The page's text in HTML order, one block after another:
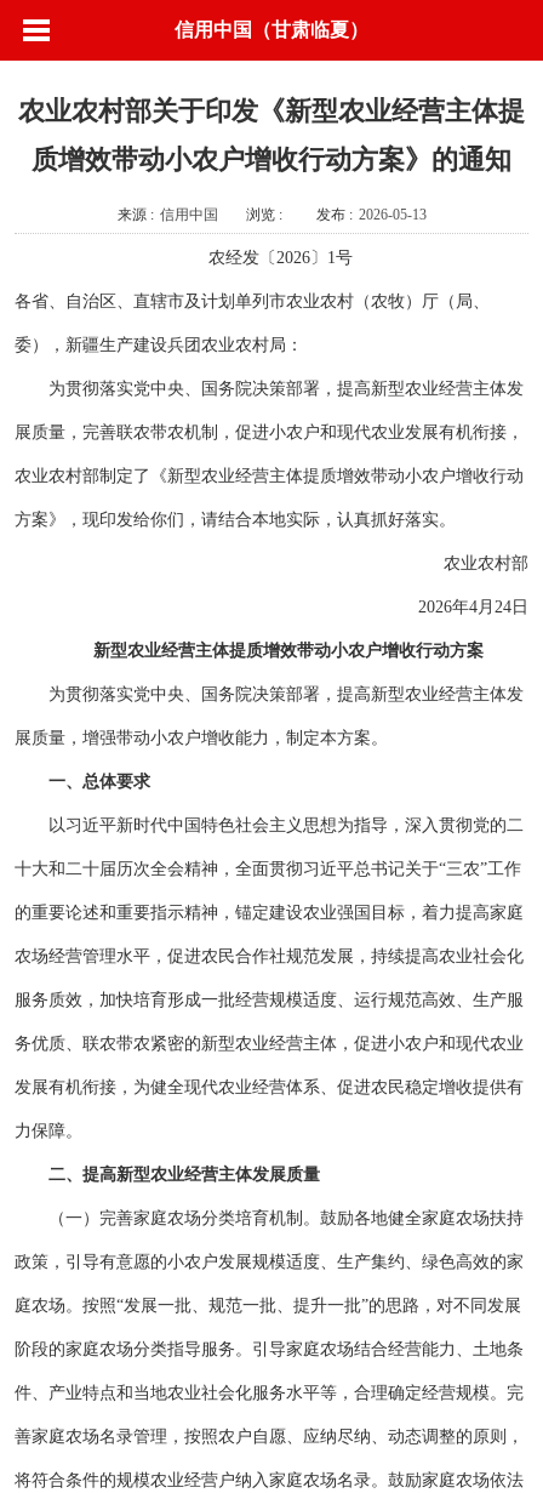
信用中国（甘肃临夏）
农业农村部关于印发《新型农业经营主体提
质增效带动小农户增收行动方案》的通知
来源 : 信用中国 浏览 : 发布 : 2026-05-13
农经发〔2026〕1号
各省、自治区、直辖市及计划单列市农业农村（农牧）厅（局、
委），新疆生产建设兵团农业农村局：
为贯彻落实党中央、国务院决策部署，提高新型农业经营主体发
展质量，完善联农带农机制，促进小农户和现代农业发展有机衔接，
农业农村部制定了《新型农业经营主体提质增效带动小农户增收行动
方案》，现印发给你们，请结合本地实际，认真抓好落实。
农业农村部
2026年4月24日
新型农业经营主体提质增效带动小农户增收行动方案
为贯彻落实党中央、国务院决策部署，提高新型农业经营主体发
展质量，增强带动小农户增收能力，制定本方案。
一、总体要求
以习近平新时代中国特色社会主义思想为指导，深入贯彻党的二
十大和二十届历次全会精神，全面贯彻习近平总书记关于“三农”工作
的重要论述和重要指示精神，锚定建设农业强国目标，着力提高家庭
农场经营管理水平，促进农民合作社规范发展，持续提高农业社会化
服务质效，加快培育形成一批经营规模适度、运行规范高效、生产服
务优质、联农带农紧密的新型农业经营主体，促进小农户和现代农业
发展有机衔接，为健全现代农业经营体系、促进农民稳定增收提供有
力保障。
二、提高新型农业经营主体发展质量
（一）完善家庭农场分类培育机制。鼓励各地健全家庭农场扶持
政策，引导有意愿的小农户发展规模适度、生产集约、绿色高效的家
庭农场。按照“发展一批、规范一批、提升一批”的思路，对不同发展
阶段的家庭农场分类指导服务。引导家庭农场结合经营能力、土地条
件、产业特点和当地农业社会化服务水平等，合理确定经营规模。完
善家庭农场名录管理，按照农户自愿、应纳尽纳、动态调整的原则，
将符合条件的规模农业经营户纳入家庭农场名录。鼓励家庭农场依法